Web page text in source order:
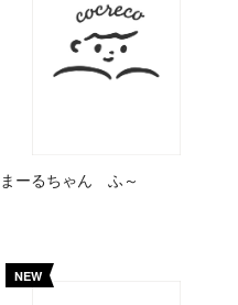
まーるちゃん ふ～
NEW